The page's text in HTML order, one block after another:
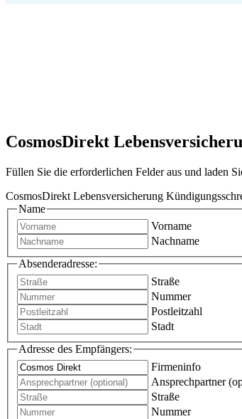
CosmosDirekt
Füllen Sie die erforderlichen Felder aus und laden
CosmosDirekt Lebensversicherung
Name
Vorname
Nachname
Absenderadresse:
Straße
Nummer
Postleitzahl
Stadt
Adresse des Empfängers:
Firmeninfo
Ansprechpartner
Straße
Nummer